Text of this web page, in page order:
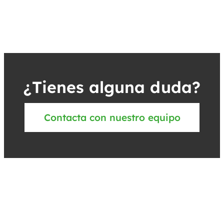
¿Tienes alguna duda?
Contacta con nuestro equipo